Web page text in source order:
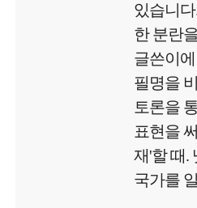
있습니
한 분란
글쓴이
필명을
토론을
표현을
재'할 때.
국가를